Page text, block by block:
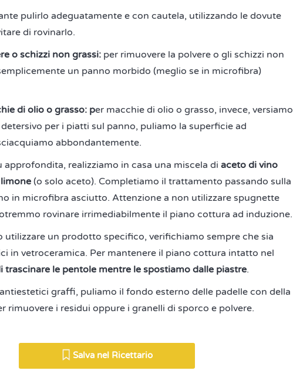
pulirlo adeguatamente e con cautela, utilizzando le dovute
di rovinarlo.
o schizzi non grassi: per rimuovere la polvere o gli schizzi non
un panno morbido (meglio se in microfibra)
di olio o grasso: per macchie di olio o grasso, invece, versiamo
per i piatti sul panno, puliamo la superficie ad
abbondantemente.
approfondita, realizziamo in casa una miscela di aceto di vino
(o solo aceto). Completiamo il trattamento passando sulla
in microfibra asciutto. Attenzione a non utilizzare spugnette
rovinare irrimediabilmente il piano cottura ad induzione.
utilizzare un prodotto specifico, verifichiamo sempre che sia
in vetroceramica. Per mantenere il piano cottura intatto nel
trascinare le pentole mentre le spostiamo dalle piastre.
graffi, puliamo il fondo esterno delle padelle con della
rimuovere i residui oppure i granelli di sporco e polvere.
Salva nel Ricettario